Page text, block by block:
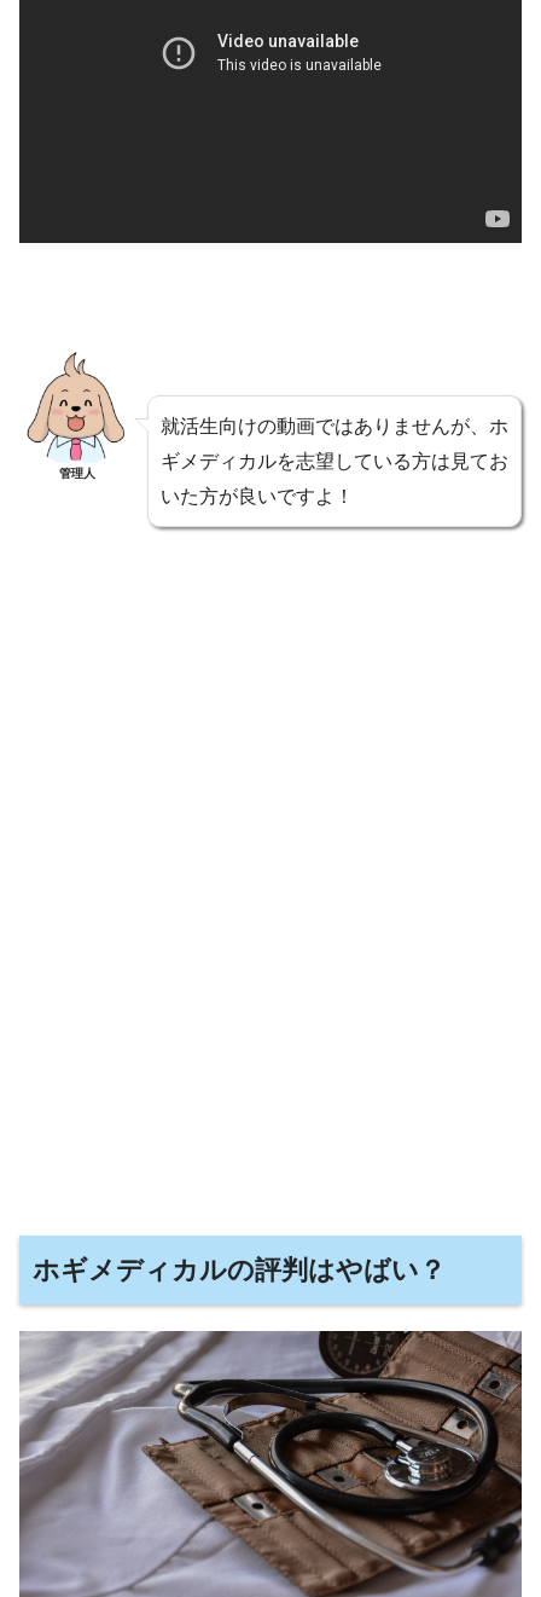
管理人
就活生向けの動画ではありませんが、ホ
ギメディカルを志望している方は見てお
いた方が良いですよ！
ホギメディカルの評判はやばい？